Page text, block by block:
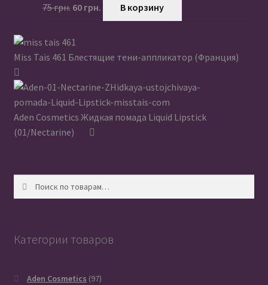
75грн.
цена
75 грн..
60 грн. В корзину
Miss Tais 461 Блестящие тени-аппликатор (Франция)
Aden Cosmetics Жидкая помада Liquid Lipstick
(01/Nectarine)
Категории товаров
Aden Cosmetics (97)